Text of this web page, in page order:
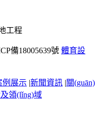
工程
備18005639號 體育設
例展示 |新聞資訊 |關(guān)
領(lǐng)域